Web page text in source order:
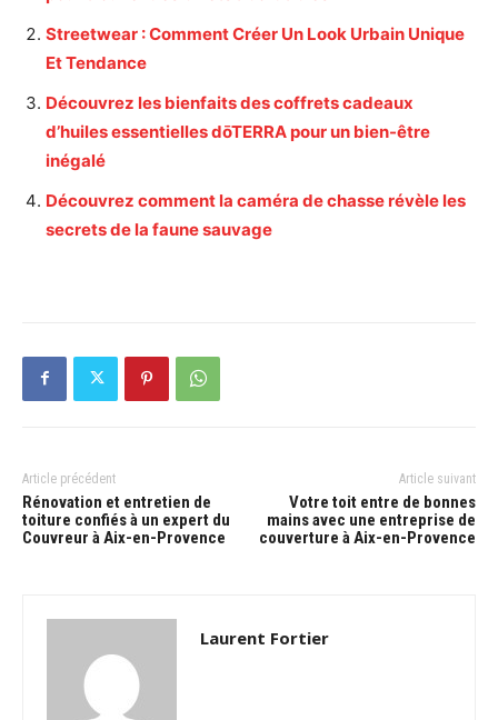
Streetwear : Comment Créer Un Look Urbain Unique
Et Tendance
Découvrez les bienfaits des coffrets cadeaux
d’huiles essentielles dōTERRA pour un bien-être
inégalé
Découvrez comment la caméra de chasse révèle les
secrets de la faune sauvage
Article précédent
Rénovation et entretien de
toiture confiés à un expert du
Couvreur à Aix-en-Provence
Article suivant
Votre toit entre de bonnes
mains avec une entreprise de
couverture à Aix-en-Provence
Laurent Fortier